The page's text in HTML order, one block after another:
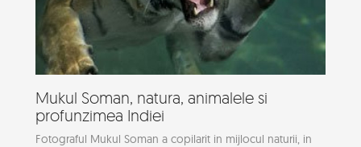
Mukul Soman, natura, animalele si
profunzimea Indiei
Fotograful Mukul Soman a copilarit in mijlocul naturii, in